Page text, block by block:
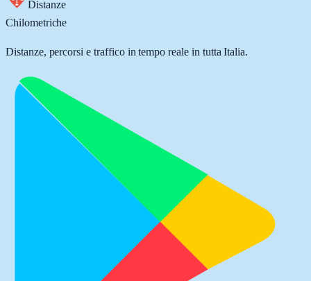
Distanze
Chilometriche
Distanze, percorsi e traffico in tempo reale in tutta Italia.